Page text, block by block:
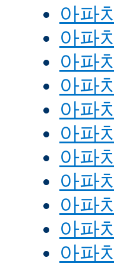
아파
아파
아파
아파
아파
아파
아파
아파
아파
아파
아파